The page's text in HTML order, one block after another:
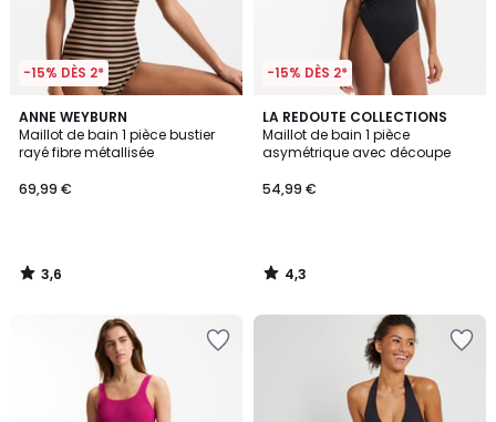
-15% DÈS 2*
ANNE WEYBURN
Maillot de bain 1 pièce bustier
rayé fibre métallisée
69,99 €
3,6
/ 5
3,6
/
-15% DÈS 2*
LA REDOUTE COLLECTIONS
Maillot de bain 1 pièce
asymétrique avec découpe
54,99 €
4,3
/ 5
4,3
/